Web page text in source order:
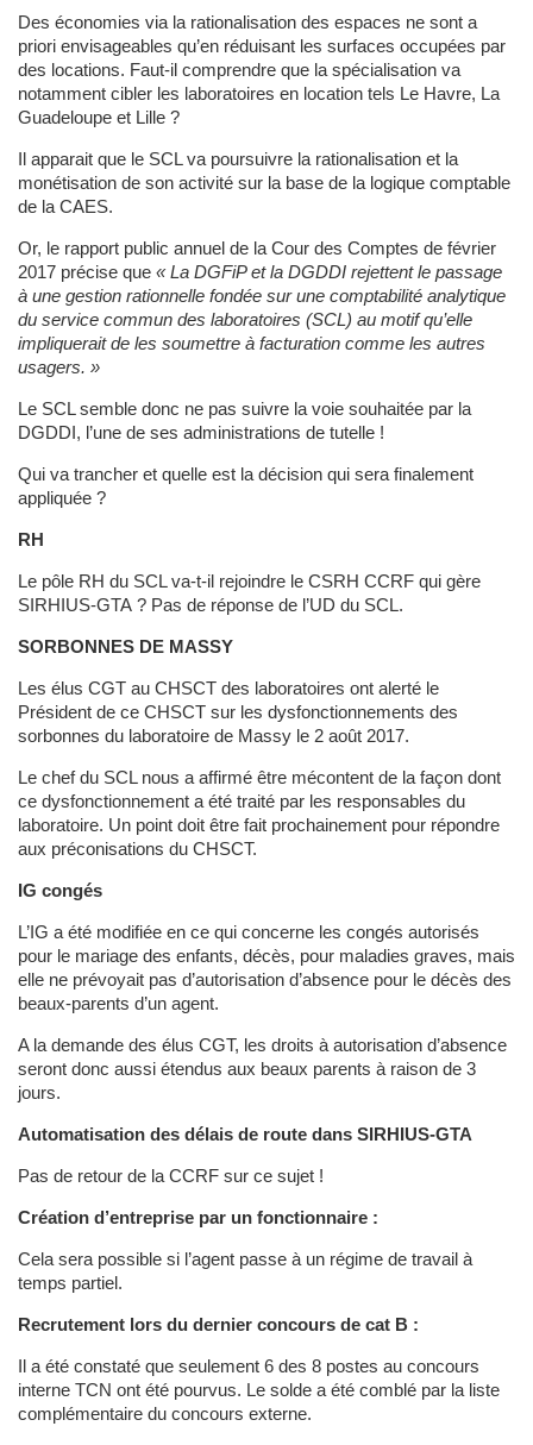
Des économies via la rationalisation des espaces ne sont a
priori envisageables qu’en réduisant les surfaces occupées par
des locations. Faut-il comprendre que la spécialisation va
notamment cibler les laboratoires en location tels Le Havre, La
Guadeloupe et Lille ?
Il apparait que le SCL va poursuivre la rationalisation et la
monétisation de son activité sur la base de la logique comptable
de la CAES.
Or, le rapport public annuel de la Cour des Comptes de février
2017 précise que « La DGFiP et la DGDDI rejettent le passage
à une gestion rationnelle fondée sur une comptabilité analytique
du service commun des laboratoires (SCL) au motif qu’elle
impliquerait de les soumettre à facturation comme les autres
usagers. »
Le SCL semble donc ne pas suivre la voie souhaitée par la
DGDDI, l’une de ses administrations de tutelle !
Qui va trancher et quelle est la décision qui sera finalement
appliquée ?
RH
Le pôle RH du SCL va-t-il rejoindre le CSRH CCRF qui gère
SIRHIUS-GTA ? Pas de réponse de l’UD du SCL.
SORBONNES DE MASSY
Les élus CGT au CHSCT des laboratoires ont alerté le
Président de ce CHSCT sur les dysfonctionnements des
sorbonnes du laboratoire de Massy le 2 août 2017.
Le chef du SCL nous a affirmé être mécontent de la façon dont
ce dysfonctionnement a été traité par les responsables du
laboratoire. Un point doit être fait prochainement pour répondre
aux préconisations du CHSCT.
IG congés
L’IG a été modifiée en ce qui concerne les congés autorisés
pour le mariage des enfants, décès, pour maladies graves, mais
elle ne prévoyait pas d’autorisation d’absence pour le décès des
beaux-parents d’un agent.
A la demande des élus CGT, les droits à autorisation d’absence
seront donc aussi étendus aux beaux parents à raison de 3
jours.
Automatisation des délais de route dans SIRHIUS-GTA
Pas de retour de la CCRF sur ce sujet !
Création d’entreprise par un fonctionnaire :
Cela sera possible si l’agent passe à un régime de travail à
temps partiel.
Recrutement lors du dernier concours de cat B :
Il a été constaté que seulement 6 des 8 postes au concours
interne TCN ont été pourvus. Le solde a été comblé par la liste
complémentaire du concours externe.